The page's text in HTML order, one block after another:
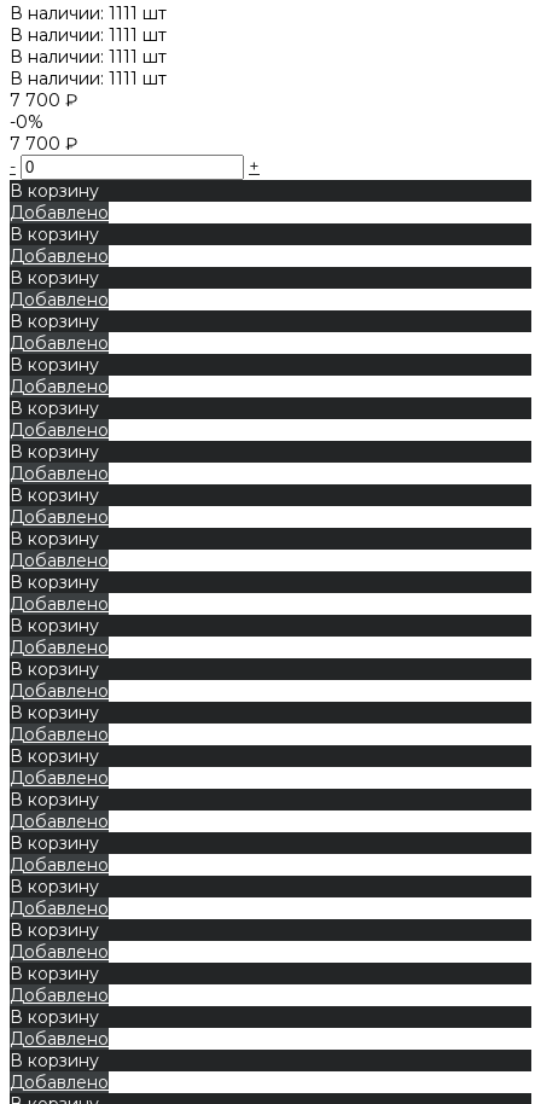
В наличии: 1111 шт
В наличии: 1111 шт
В наличии: 1111 шт
В наличии: 1111 шт
7 700 ₽
-0%
7 700 ₽
-
+
В корзину
Добавлено
В корзину
Добавлено
В корзину
Добавлено
В корзину
Добавлено
В корзину
Добавлено
В корзину
Добавлено
В корзину
Добавлено
В корзину
Добавлено
В корзину
Добавлено
В корзину
Добавлено
В корзину
Добавлено
В корзину
Добавлено
В корзину
Добавлено
В корзину
Добавлено
В корзину
Добавлено
В корзину
Добавлено
В корзину
Добавлено
В корзину
Добавлено
В корзину
Добавлено
В корзину
Добавлено
В корзину
Добавлено